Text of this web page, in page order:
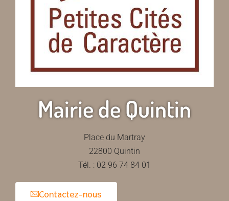
Mairie de Quintin
Place du Martray
22800 Quintin
Tél. : 02 96 74 84 01
Contactez-nous